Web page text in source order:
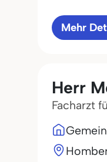
Mehr
Herr
Facharzt